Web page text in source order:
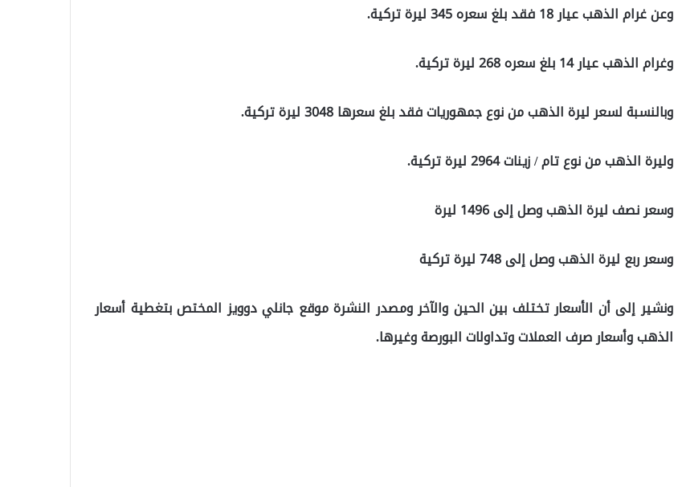
وعن غرام الذهب عيار 18 فقد بلغ سعره 345 ليرة تركية.
وغرام الذهب عيار 14 بلغ سعره 268 ليرة تركية.
وبالنسبة لسعر ليرة الذهب من نوع جمهوريات فقد بلغ سعرها 3048 ليرة تركية.
وليرة الذهب من نوع تام / زينات 2964 ليرة تركية.
وسعر نصف ليرة الذهب وصل إلى 1496 ليرة
وسعر ربع ليرة الذهب وصل إلى 748 ليرة تركية
ونشير إلى أن الأسعار تختلف بين الحين والآخر ومصدر النشرة موقع جانلي دوويز المختص بتغطية أسعار
الذهب وأسعار صرف العملات وتداولات البورصة وغيرها.